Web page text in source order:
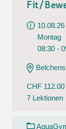
Fit/
Montag
08:30 -
CHF 112.00
7 Lektionen